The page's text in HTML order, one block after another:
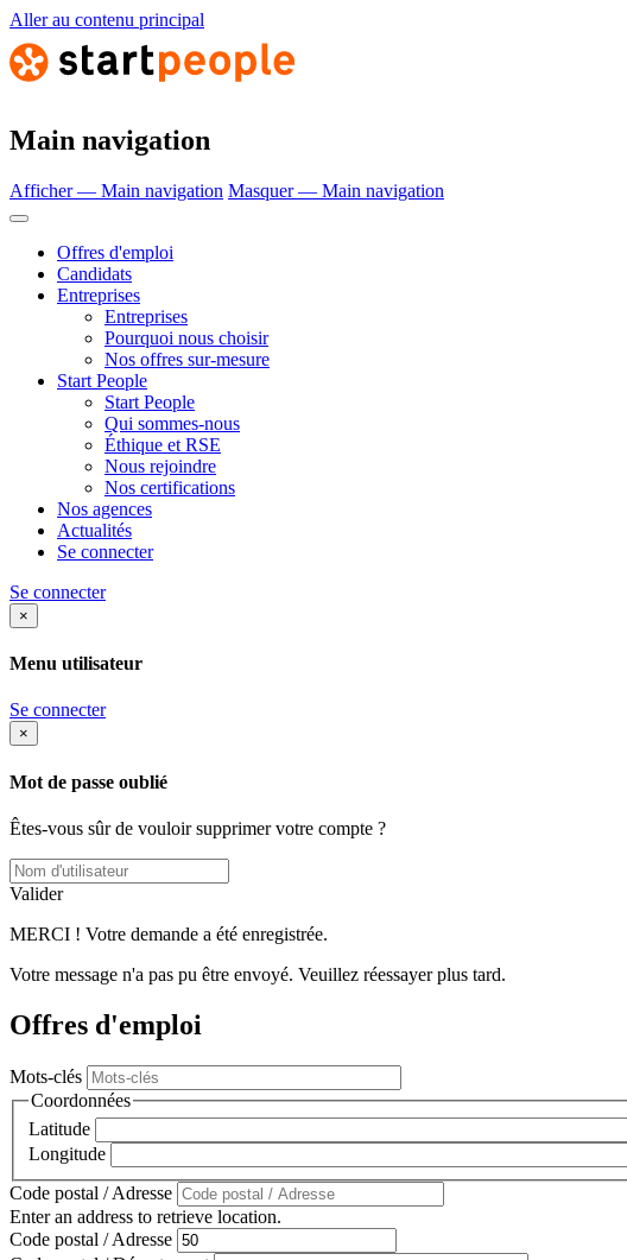
Aller au contenu principal
Main navigation
Afficher — Main navigation Masquer — Main navigation
Offres d'emploi
Candidats
Entreprises
Entreprises
Pourquoi nous choisir
Nos offres sur-mesure
Start People
Start People
Qui sommes-nous
Éthique et RSE
Nous rejoindre
Nos certifications
Nos agences
Actualités
Se connecter
Se connecter
×
Menu utilisateur
Se connecter
×
Mot de passe oublié
Êtes-vous sûr de vouloir supprimer votre compte ?
Valider
MERCI ! Votre demande a été enregistrée.
Votre message n'a pas pu être envoyé. Veuillez réessayer plus tard.
Offres d'emploi
Mots-clés
Coordonnées
Latitude
Longitude
Code postal / Adresse
Enter an address to retrieve location.
Code postal / Adresse